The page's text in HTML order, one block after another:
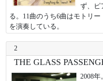
ず、ピ
る。11曲のうち6曲はモトリ
を演奏している。
2
THE GLASS
2008